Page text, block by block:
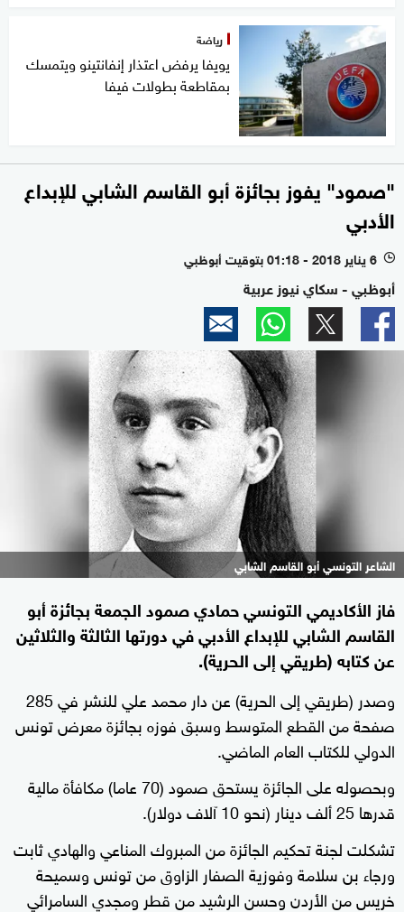
رياضة
يويفا يرفض اعتذار إنفانتينو ويتمسك
بمقاطعة بطولات فيفا
"صمود" يفوز بجائزة أبو القاسم الشابي للإبداع
الأدبي
l 6 يناير 2018 - 01:18 بتوقيت أبوظبي
أبوظبي - سكاي نيوز عربية
الشاعر التونسي أبو القاسم الشابي
فاز الأكاديمي التونسي حمادي صمود الجمعة بجائزة أبو
القاسم الشابي للإبداع الأدبي في دورتها الثالثة والثلاثين
عن كتابه (طريقي إلى الحرية).
وصدر (طريقي إلى الحرية) عن دار محمد علي للنشر في 285
صفحة من القطع المتوسط وسبق فوزه بجائزة معرض تونس
الدولي للكتاب العام الماضي.
وبحصوله على الجائزة يستحق صمود (70 عاما) مكافأة مالية
قدرها 25 ألف دينار (نحو 10 آلاف دولار).
تشكلت لجنة تحكيم الجائزة من المبروك المناعي والهادي ثابت
ورجاء بن سلامة وفوزية الصفار الزاوق من تونس وسميحة
خريس من الأردن وحسن الرشيد من قطر ومجدي السامرائي